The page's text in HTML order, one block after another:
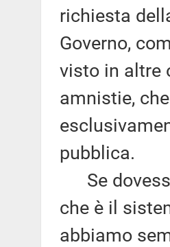
richiesta
Governo,
visto in altre
amnistie,
pubblica.
Se
che è il
abbiamo